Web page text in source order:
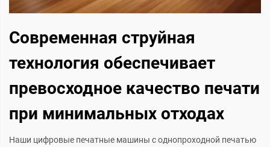
Современная струйная
технология обеспечивает
превосходное качество печати
при минимальных отходах
Наши цифровые печатные машины с однопроходной печатью